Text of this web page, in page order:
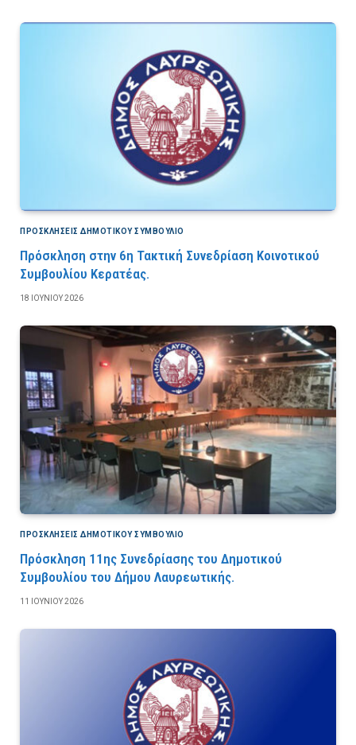
ΠΡΟΣΚΛΉΣΕΙΣ ΔΗΜΟΤΙΚΟΎ ΣΥΜΒΟΎΛΙΟ
Πρόσκληση στην 6η Τακτική Συνεδρίαση Κοινοτικού
Συμβουλίου Κερατέας.
18 ΙΟΥΝΊΟΥ 2026
ΠΡΟΣΚΛΉΣΕΙΣ ΔΗΜΟΤΙΚΟΎ ΣΥΜΒΟΎΛΙΟ
Πρόσκληση 11ης Συνεδρίασης του Δημοτικού
Συμβουλίου του Δήμου Λαυρεωτικής.
11 ΙΟΥΝΊΟΥ 2026